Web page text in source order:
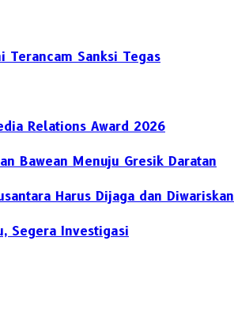
Terancam Sanksi Tegas
Relations Award 2026
Bawean Menuju Gresik Daratan
Harus Dijaga dan Diwariskan
Segera Investigasi